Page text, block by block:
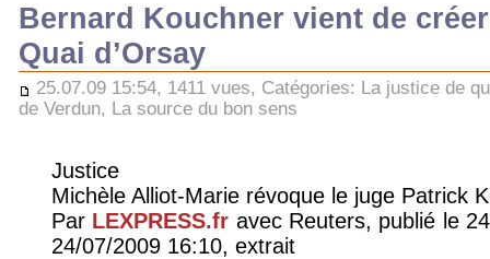
Bernard Kouchner vient de
Quai d’Orsay
25.07.09 15:54, 1411 vues, Catégories: La justice de
de Verdun, La source du bon sens
Justice
Michèle Alliot-Marie révoque le juge Patrick
Par LEXPRESS.fr avec Reuters, publié le
24/07/2009 16:10, extrait